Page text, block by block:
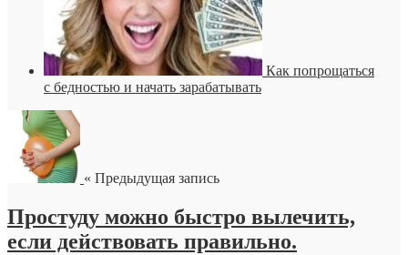
Как попрощаться
с бедностью и начать зарабатывать
« Предыдущая запись
Простуду можно быстро вылечить,
если действовать правильно.